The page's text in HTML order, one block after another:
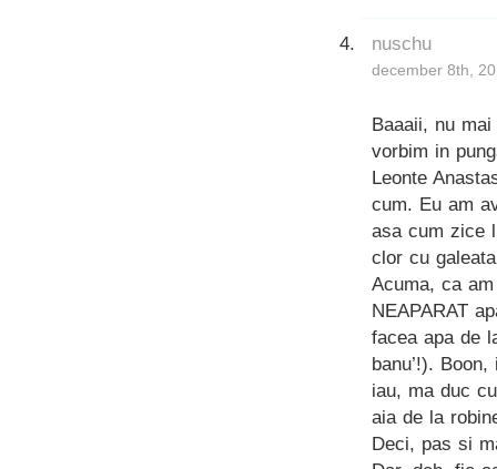
nuschu
december 8th,
Baaaii, nu
vorbim in
Leonte
cum. Eu am
asa cum zice
clor cu
Acuma, ca
NEAPARAT
facea apa de
banu’!).
iau, ma duc
aia de la
Deci, pas si